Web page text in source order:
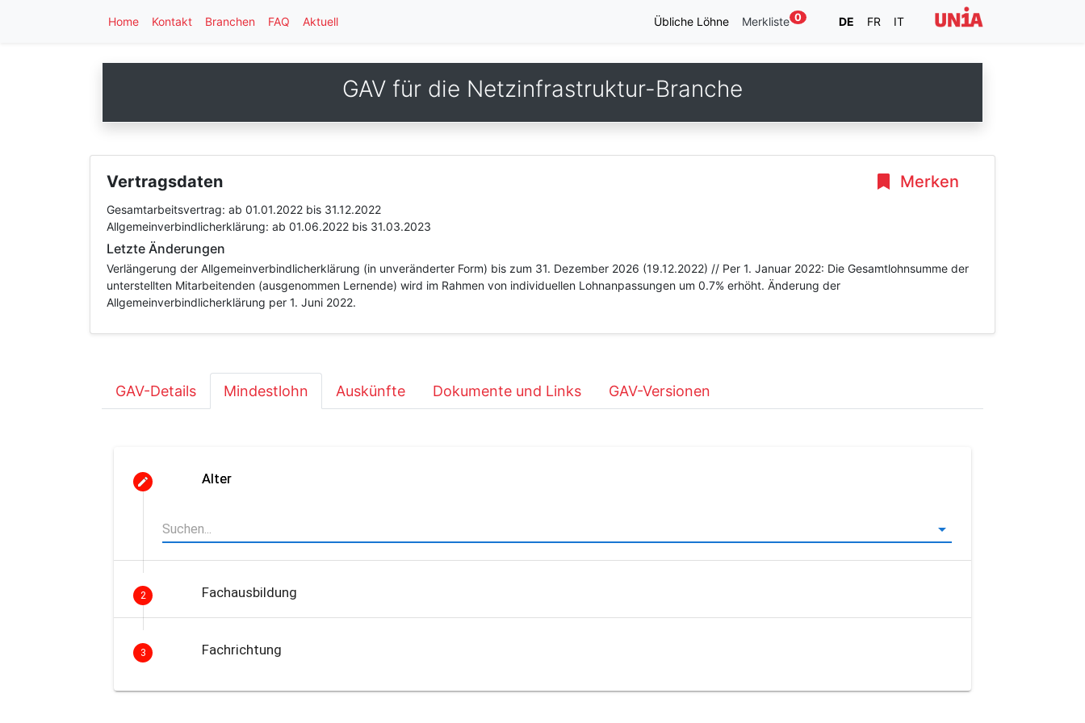
Home Kontakt Branchen FAQ Aktuell Übliche Löhne Merkliste 0 DE FR IT
GAV für die Netzinfrastruktur-Branche
Merken
Vertragsdaten
Gesamtarbeitsvertrag: ab 01.01.2022 bis 31.12.2022
Allgemeinverbindlicherklärung: ab 01.06.2022 bis 31.03.2023
Letzte Änderungen
Verlängerung der Allgemeinverbindlicherklärung (in unveränderter Form) bis zum 31. Dezember 2026 (19.12.2022) // Per 1. Januar 2022: Die Gesamtlohnsumme der
unterstellten Mitarbeitenden (ausgenommen Lernende) wird im Rahmen von individuellen Lohnanpassungen um 0.7% erhöht. Änderung der
Allgemeinverbindlicherklärung per 1. Juni 2022.
GAV-Details Mindestlohn Auskünfte Dokumente und Links GAV-Versionen
Alter
2 Fachausbildung
3 Fachrichtung